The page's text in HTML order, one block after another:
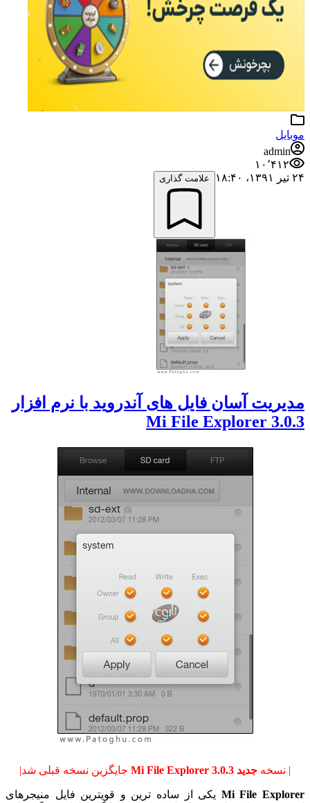
موبایل
admin
۱۰٬۴۱۲
۲۴ تیر ۱۳۹۱،‏ ۱۸:۴۰
علامت گذاری
مدیریت آسان فایل های آندروید با نرم افزار
Mi File Explorer 3.0.3
| نسخه جدید Mi File Explorer 3.0.3 جایگزین نسخه قبلی شد|
Mi File Explorer یکی از ساده ترین و قویترین فایل منیجرهای